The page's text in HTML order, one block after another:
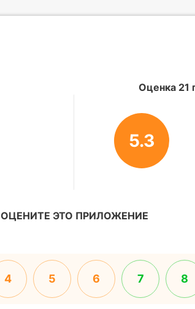
Оценка 21
5.3
ОЦЕНИТЕ ЭТО ПРИЛОЖЕНИЕ
4 5 6 7 8